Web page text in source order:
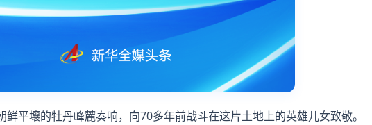
平壤的牡丹峰麓奏响，向70多年前战斗在这片土地上的英雄儿女致敬。